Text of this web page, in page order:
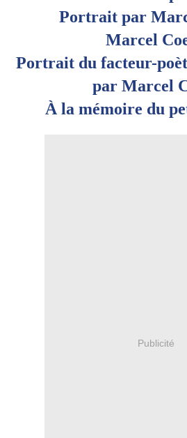
Portrait par
Marcel
Portrait du facteur-
par Marcel
À la mémoire du
Publicité